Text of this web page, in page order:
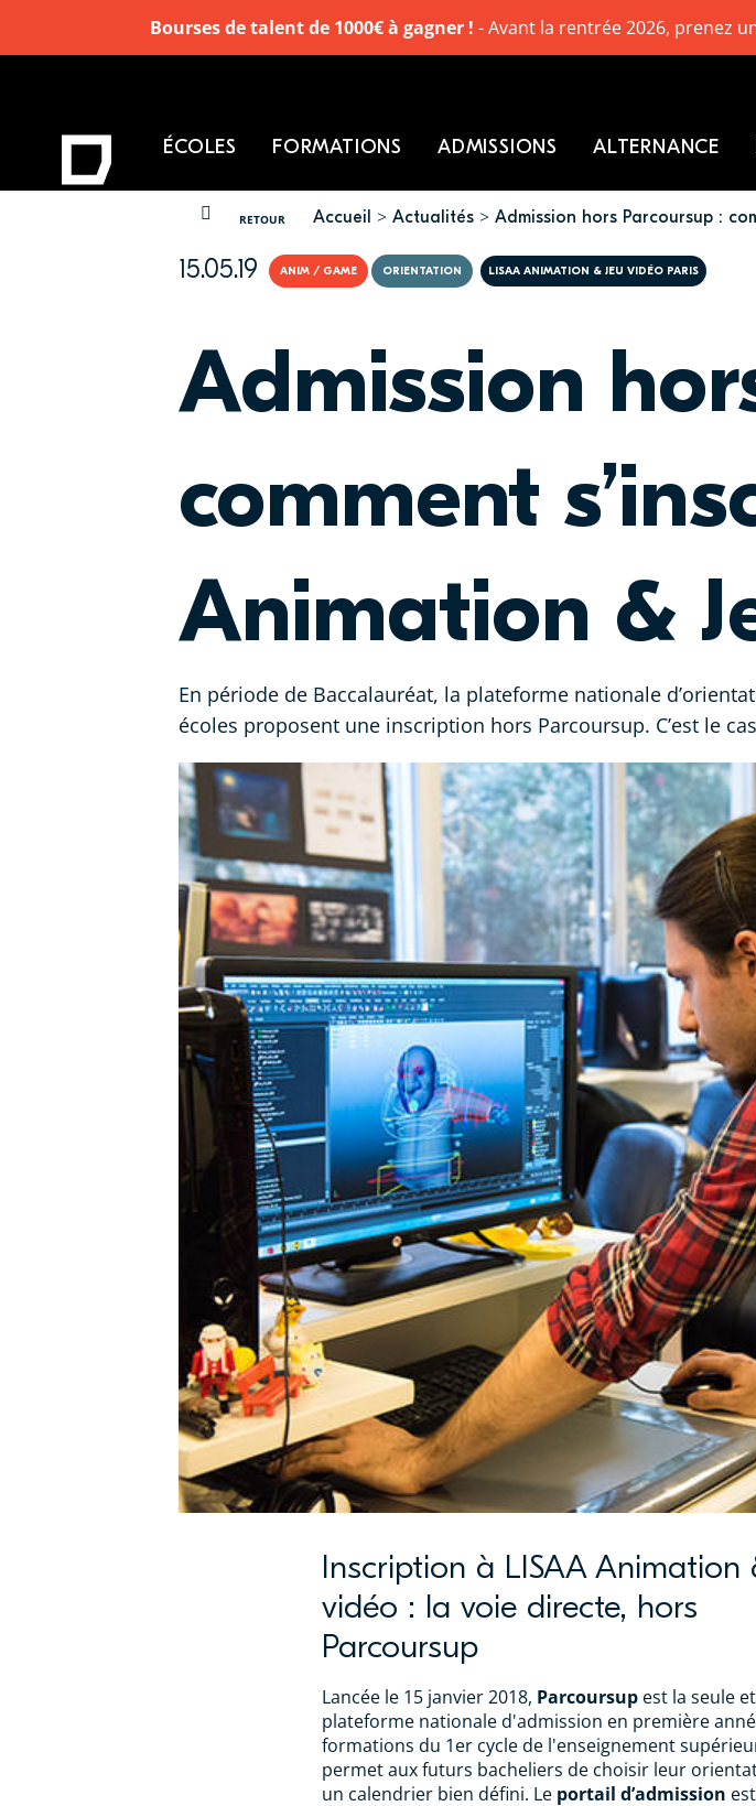
RETOUR
VOUS ÊTES ICI Accueil Actualités Admission hors Parcoursup :
15.05.19 ANIM / GAME ORIENTATION LISAA ANIMATION & JEU VIDÉO PARIS
Admission
comment
Animation &
En période de Baccalauréat, la plateforme nationale
écoles proposent une inscription hors Parcoursup. C’est le
Inscription à LISAA Animation
vidéo : la voie directe, hors
Parcoursup
Lancée le 15 janvier 2018, Parcoursup est la seule
plateforme nationale d'admission en première
formations du 1er cycle de l'enseignement
permet aux futurs bacheliers de choisir leur
un calendrier bien défini. Le portail d’admission
ÉCOLES FORMATIONS ADMISSIONS ALTERNANCE
Bourses de talent de 1000€ à gagner ! - Avant la rentrée 2026, prenez